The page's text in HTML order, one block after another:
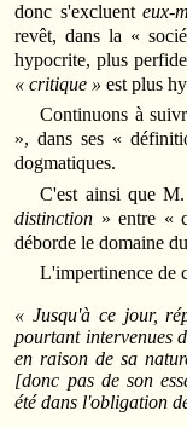
donc s'excluenteux-
revêt, dans la «
hypocrite, plus
« critique » est plus
Continuons à
», dans ses «
dogmatiques.
C'est ainsi que
distinction » entre «
déborde le domaine
L'impertinence de
« Jusqu'à ce jour,
pourtant intervenues
en raison de sa
[donc pas de son
été dans l'obligation